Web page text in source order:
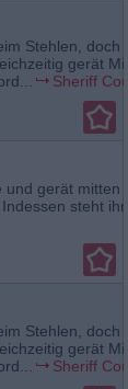
Stehlen, doch
gerät
Sheriff
und gerät mitten
steht
Stehlen, doch
gerät
Sheriff